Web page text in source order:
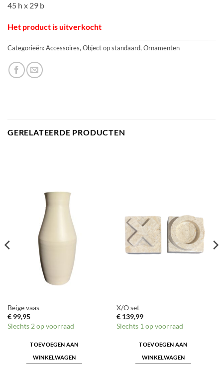
45 h x 29 b
Het product is uitverkocht
Categorieën:Accessoires, Object op standaard, Ornamenten
GERELATEERDE PRODUCTEN
Beige vaas
€99,95
Slechts 2 op voorraad
TOEVOEGEN AAN
WINKELWAGEN
X/O set
€139,99
Slechts 1 op voorraad
TOEVOEGEN AAN
WINKELWAGEN